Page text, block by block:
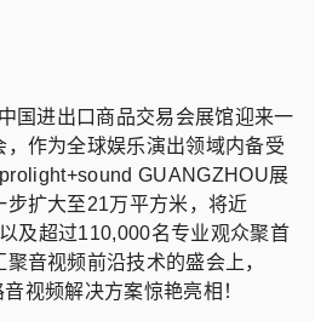
国进出口商品交易会展馆迎来一
作为全球娱乐演出领域内备受
GUANGZHOU展
步扩大至21万平方米，将近
及超过110,000名专业观众聚首
音视频前沿技术的盛会上，
视频解决方案惊艳亮相！